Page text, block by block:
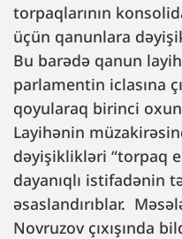
torpaqlarının
üçün qanunlara
Bu barədə qanun
parlamentin iclasına
qoyularaq birinci
Layihənin
dəyişiklikləri “torpaq
dayanıqlı istifadənin
əsaslandırıblar.
Novruzov çıxışında